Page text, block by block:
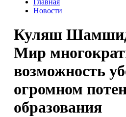
Главная
Новости
Куляш
Мир
возможность
огромном
образования